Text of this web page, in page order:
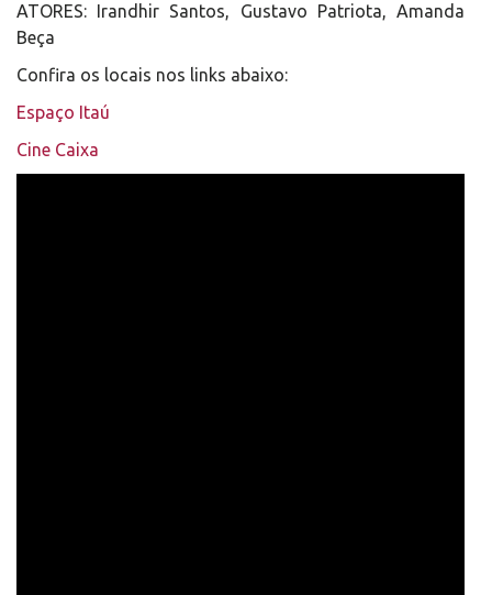
ATORES: Irandhir Santos, Gustavo Patriota, Amanda
Beça
Confira os locais nos links abaixo:
Espaço Itaú
Cine Caixa